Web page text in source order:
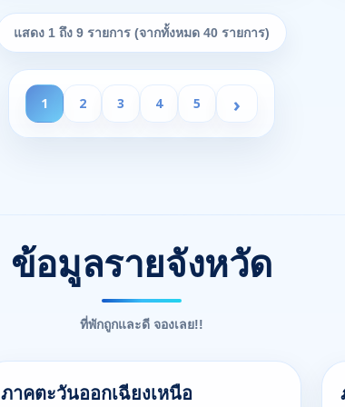
แสดง 1 ถึง 9 รายการ (จากทั้งหมด 40 รายการ)
1 2 3 4 5 ›
ข้อมูลรายจังหวัด
ที่พักถูกและดี จองเลย!!
ภาคตะวันออกเฉียงเหนือ